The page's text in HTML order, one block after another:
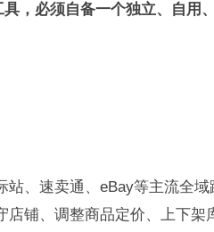
，必须自备一个独立、自用、
站、速卖通、eBay等主流全域
店铺、调整商品定价、上下架